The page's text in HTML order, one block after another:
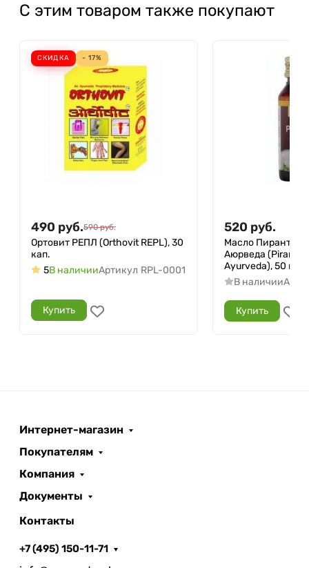
С этим товаром также покупают
СКИДКА - 17%
490 руб.590 руб.
Ортовит РЕПЛ (Orthovit REPL), 30
кап.
5В наличииАртикул RPL-0001
Купить
520 руб.
Масло Пирант
Аюрведа (Pirant
Ayurveda), 50 мл.
В наличии
Купить
Интернет-магазин
Покупателям
Компания
Документы
Контакты
+7 (495) 150-11-71